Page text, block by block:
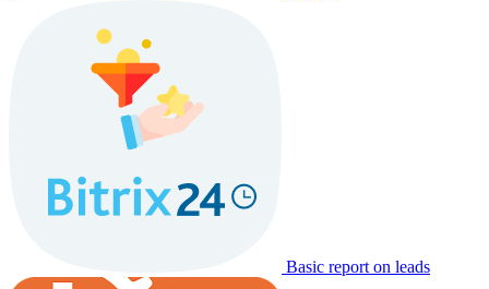
Basic report on leads